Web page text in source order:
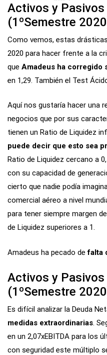
Activos y
(1ºSemestre
Como vemos, estas
2020 para hacer frente a la
que Amadeus ha corregido
en 1,29. También el Test
Aquí nos gustaría hacer una
negocios que por sus
tienen un Ratio de Liquidez
puede decir que esto sea
Ratio de Liquidez cercano a
con su capacidad de
cierto que nadie podía
comercial aéreo a nivel
para tener siempre margen
de Liquidez superiores a 1.
Amadeus ha pecado defalta
Activos y
(1ºSemestre
Es difícil analizar la Deuda
medidas extraordinarias.
en un 2,07xEBITDA para los
con seguridad este múltiplo